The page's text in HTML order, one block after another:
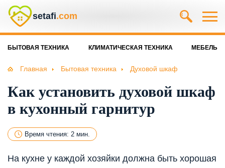
setafi.com
БЫТОВАЯ ТЕХНИКА КЛИМАТИЧЕСКАЯ ТЕХНИКА МЕБЕЛЬ
Главная Бытовая техника Духовой шкаф
Как установить духовой шкаф
в кухонный гарнитур
Время чтения: 2 мин.
На кухне у каждой хозяйки должна быть хорошая